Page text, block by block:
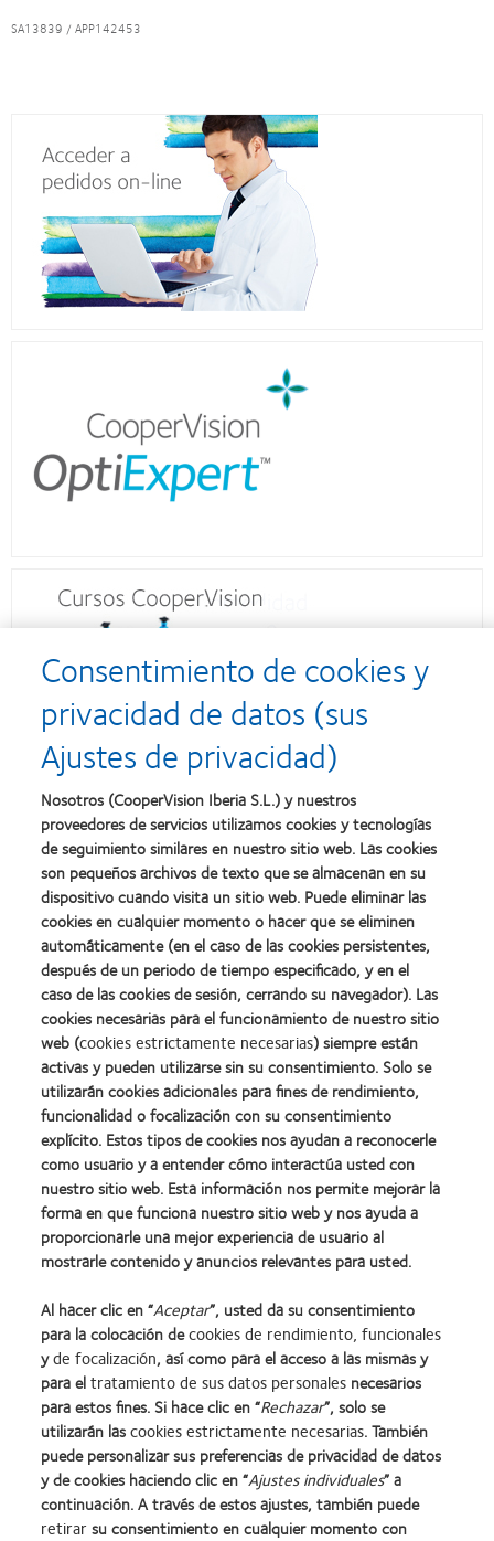
SA13839 / APP142453
Learn
about
Premio
Silmo
d’Or
al
mejor
producto
con
MyDay™
Learn
about
2012
y
2010:
Mejor
empresa
para
el
desarrollo
del
liderazgo
Learn
about
2011:
Premios
a
la
mejor
fabricación
(2011)
Learn
about
2011:
Premio
a
la
salud
(2011)
Learn
about
2012:
Premio
Manufacturing
Leadership
100
(ML
100)
(2012)
Learn
about
2012
Premio
internacional
REBRAND
100®
(2012)
Learn
more
about
Premio
de
la
Industria
de
la
BCLA
Nuestros productos
Noticias
Contacto
Web del usuario
Condiciones
Gestionar preferencias de
Consentimiento de cookies y
privacidad de datos (sus
Ajustes de privacidad)
Nosotros (CooperVision Iberia S.L.) y nuestros
proveedores de servicios utilizamos cookies y tecnologías
de seguimiento similares en nuestro sitio web. Las cookies
son pequeños archivos de texto que se almacenan en su
dispositivo cuando visita un sitio web. Puede eliminar las
cookies en cualquier momento o hacer que se eliminen
automáticamente (en el caso de las cookies persistentes,
después de un periodo de tiempo especificado, y en el
caso de las cookies de sesión, cerrando su navegador). Las
cookies necesarias para el funcionamiento de nuestro sitio
web (cookies estrictamente necesarias) siempre están
activas y pueden utilizarse sin su consentimiento. Solo se
utilizarán cookies adicionales para fines de rendimiento,
funcionalidad o focalización con su consentimiento
explícito. Estos tipos de cookies nos ayudan a reconocerle
como usuario y a entender cómo interactúa usted con
nuestro sitio web. Esta información nos permite mejorar la
forma en que funciona nuestro sitio web y nos ayuda a
proporcionarle una mejor experiencia de usuario al
mostrarle contenido y anuncios relevantes para usted.
Al hacer clic en “Aceptar”, usted da su consentimiento
para la colocación decookies de rendimiento, funcionales
yde focalización, así como para el acceso a las mismas y
para eltratamiento de sus datos personalesnecesarios
para estos fines. Si hace clic en “Rechazar”, solo se
utilizarán lascookies estrictamente necesarias. También
puede personalizar sus preferencias de privacidad de datos
y de cookies haciendo clic en “Ajustes individuales” a
continuación. A través de estos ajustes, también puede
retirarsu consentimiento en cualquier momento con